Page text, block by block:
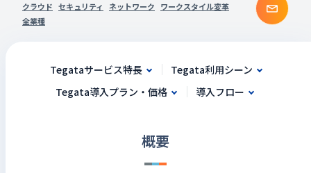
IR情報
サステナビリティ
クラウド セキュリティ ネットワーク
ワークスタイル変革
全業種
Tegataサービス特長
Tegata利用シーン
Tegata導入プラン・価格
導入フロー
概要